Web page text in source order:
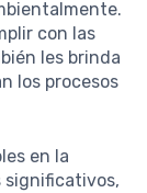
con las
les brinda
los procesos
en la
significativos,